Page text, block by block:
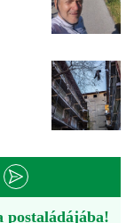
postaládájába!